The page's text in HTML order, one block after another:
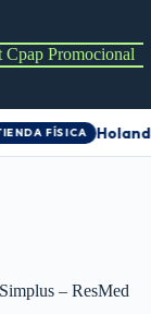
Cpap Promocional
FÍSICA
– ResMed